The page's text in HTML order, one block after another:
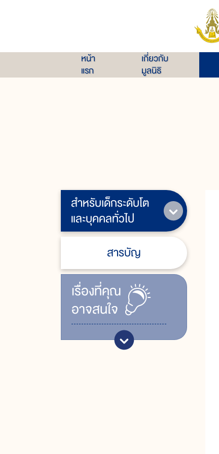
หน้า
แรก
เกี่ยวกับ
มูลนิธิ
สำหรับเด็กระดับโต
และบุคคลทั่วไป
สารบัญ
เรื่ิองที่คุณ
อาจสนใจ